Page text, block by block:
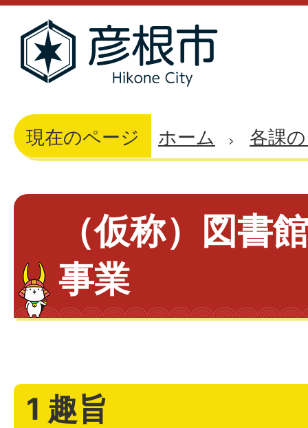
現在のページ ホーム 各課
（仮称）図書
事業
1 趣旨